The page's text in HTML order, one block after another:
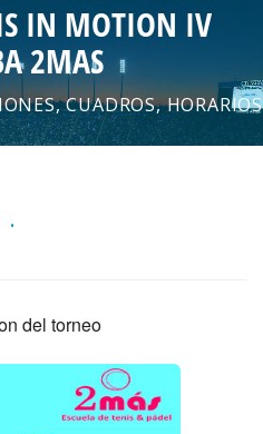
IN MOTION IV
2MAS
CUADROS, HORARIOS
.
del torneo